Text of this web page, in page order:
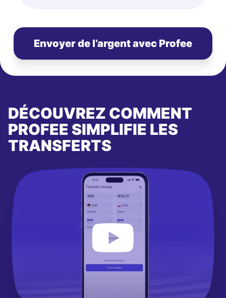
Envoyer de l’argent avec Profee
DÉCOUVREZ COMMENT
PROFEE SIMPLIFIE LES
TRANSFERTS